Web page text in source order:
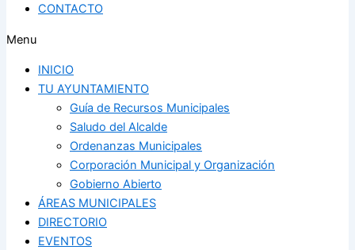
CONTACTO
Menu
INICIO
TU AYUNTAMIENTO
Guía de Recursos Municipales
Saludo del Alcalde
Ordenanzas Municipales
Corporación Municipal y Organización
Gobierno Abierto
ÁREAS MUNICIPALES
DIRECTORIO
EVENTOS